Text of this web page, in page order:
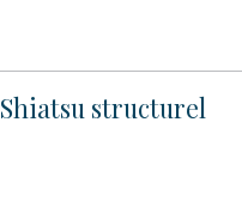
Shiatsu structurel